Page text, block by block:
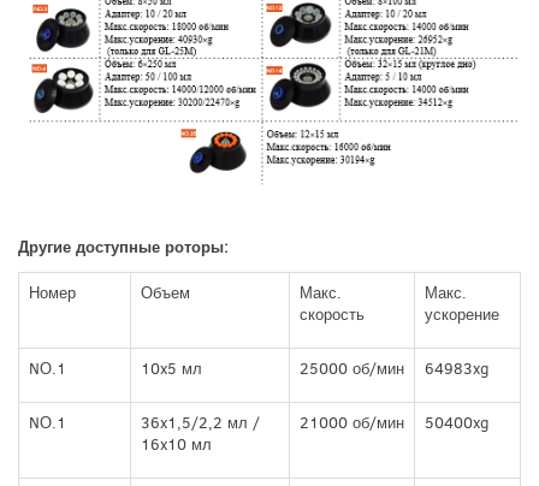
Другие доступные роторы:
Номер Объем
Макс.
скорость
Макс.
ускорение
NО.1 10x5 мл 25000 об/мин 64983xg
NО.1
36x1,5/2,2 мл /
16x10 мл
21000 об/мин 50400xg